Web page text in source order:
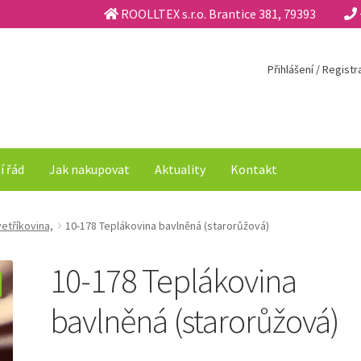
ROOLLTEX s.r.o. Brantice 381, 79393
Přihlášení /
řád Jak nakupovat Aktuality Kontakt
10-178 Teplákovina bavlněná (starorůžová)
10-178 Teplákovina
bavlněná (starorůžová)